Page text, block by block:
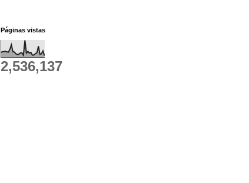
Páginas vistas
2,536,137